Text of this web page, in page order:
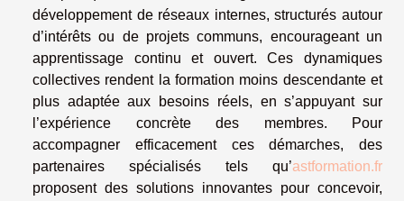
développement de réseaux internes, structurés autour
d’intérêts ou de projets communs, encourageant un
apprentissage continu et ouvert. Ces dynamiques
collectives rendent la formation moins descendante et
plus adaptée aux besoins réels, en s’appuyant sur
l’expérience concrète des membres. Pour
accompagner efficacement ces démarches, des
partenaires spécialisés tels qu’astformation.fr
proposent des solutions innovantes pour concevoir,